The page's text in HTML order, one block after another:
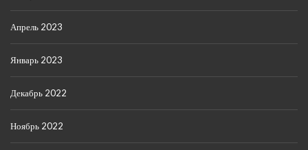
Апрель 2023
Январь 2023
Декабрь 2022
Ноябрь 2022